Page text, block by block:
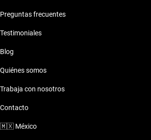
Preguntas frecuentes
Testimoniales
Blog
Quiénes somos
Trabaja con nosotros
Contacto
🇲🇽 México